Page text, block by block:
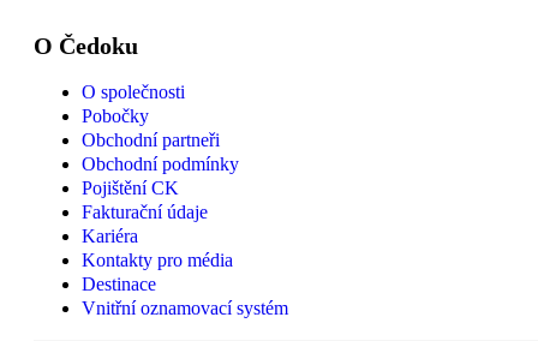
O Čedoku
O společnosti
Pobočky
Obchodní partneři
Obchodní podmínky
Pojištění CK
Fakturační údaje
Kariéra
Kontakty pro média
Destinace
Vnitřní oznamovací systém